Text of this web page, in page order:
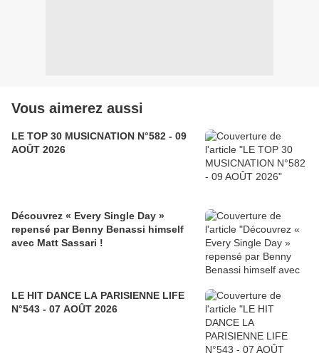
Vous aimerez aussi
LE TOP 30 MUSICNATION N°582 - 09
AOÛT 2026
Découvrez « Every Single Day »
repensé par Benny Benassi himself
avec Matt Sassari !
LE HIT DANCE LA PARISIENNE LIFE
N°543 - 07 AOÛT 2026